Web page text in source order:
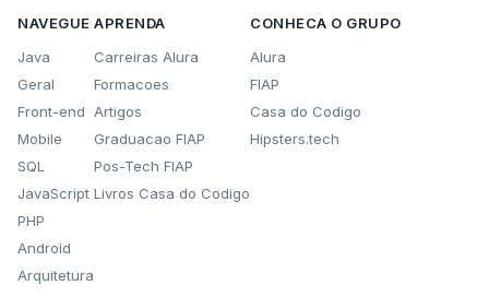
NAVEGUE
Java
Geral
Front-end
Mobile
SQL
JavaScript
PHP
Android
Arquitetura
APRENDA
Carreiras Alura
Formacoes
Artigos
Graduacao FIAP
Pos-Tech FIAP
Livros Casa do Codigo
CONHECA O GRUPO
Alura
FIAP
Casa do Codigo
Hipsters.tech